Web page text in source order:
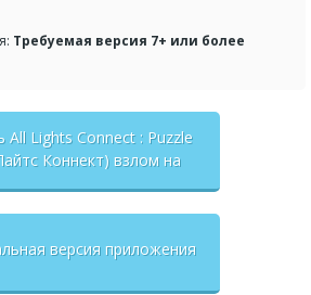
Требуемая версия 7+ или более
All Lights Connect : Puzzle
Коннект) взлом на
версия приложения